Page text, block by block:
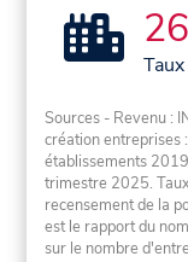
Sources - Revenu :
création entreprises
établissements
trimestre 2025.
recensement de la
est le rapport du
sur le nombre